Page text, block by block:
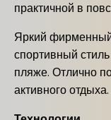
практичной в
Яркий
спортивный
пляже. Отлично
активного отдыха.